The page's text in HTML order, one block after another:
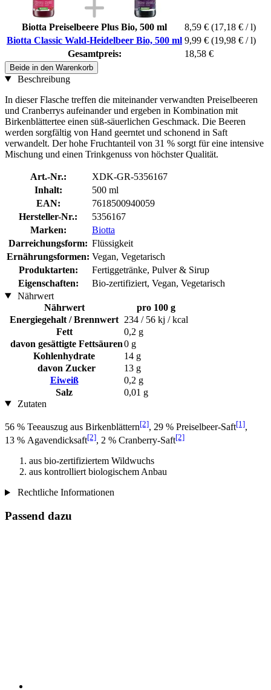
Biotta Preiselbeere Plus Bio, 500 ml 8,59 € (17,18 € / l)
Biotta Classic Wald-Heidelbeer Bio, 500 ml 9,99 € (19,98 € / l)
Gesamtpreis:
18,58 €
Beide in den Warenkorb
Beschreibung
In dieser Flasche treffen die miteinander verwandten Preiselbeeren
und Cranberrys aufeinander und ergeben in Kombination mit
Birkenblättertee einen süß-säuerlichen Geschmack. Die Beeren
werden sorgfältig von Hand geerntet und schonend in Saft
verwandelt. Der hohe Fruchtanteil von 31 % sorgt für eine intensive
Mischung und einen Trinkgenuss von höchster Qualität.
Art.-Nr.:
XDK-GR-5356167
Inhalt:
500 ml
EAN:
7618500940059
Hersteller-Nr.:
5356167
Marken:
Biotta
Darreichungsform: Flüssigkeit
Ernährungsformen: Vegan, Vegetarisch
Produktarten:
Fertiggetränke, Pulver & Sirup
Eigenschaften:
Bio-zertifiziert, Vegan, Vegetarisch
Nährwert
Nährwert
pro 100 g
Energiegehalt / Brennwert 234 / 56 kj / kcal
Fett
0,2 g
davon gesättigte Fettsäuren0 g
Kohlenhydrate
14 g
davon Zucker
13 g
Eiweiß
0,2 g
Salz
0,01 g
Zutaten
56 % Teeauszug aus Birkenblättern[2], 29 % Preiselbeer-Saft[1],
13 % Agavendicksaft[2], 2 % Cranberry-Saft[2]
aus bio-zertifiziertem Wildwuchs
aus kontrolliert biologischem Anbau
Rechtliche Informationen
Passend dazu